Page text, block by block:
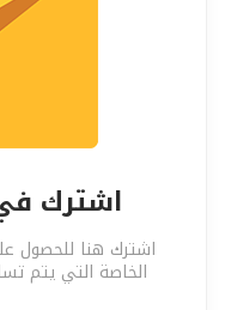
اشترك في
اشترك هنا للحصول
الخاصة التي يتم